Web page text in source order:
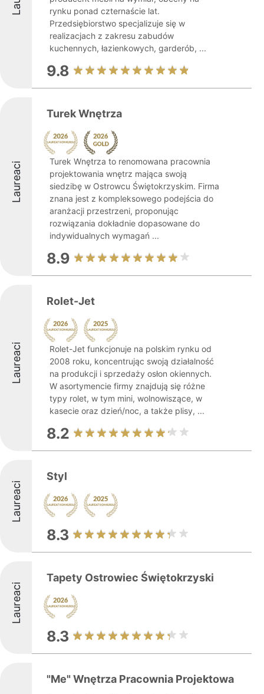
rynku ponad czternaście lat.
Przedsiębiorstwo specjalizuje się w
realizacjach z zakresu zabudów
kuchennych, łazienkowych, garderób, ...
9.8
Laureaci
Turek Wnętrza
Turek Wnętrza to renomowana pracownia
projektowania wnętrz mająca swoją
siedzibę w Ostrowcu Świętokrzyskim. Firma
znana jest z kompleksowego podejścia do
aranżacji przestrzeni, proponując
rozwiązania dokładnie dopasowane do
indywidualnych wymagań ...
8.9
Laureaci
Rolet-Jet
Rolet-Jet funkcjonuje na polskim rynku od
2008 roku, koncentrując swoją działalność
na produkcji i sprzedaży osłon okiennych.
W asortymencie firmy znajdują się różne
typy rolet, w tym mini, wolnowiszące, w
kasecie oraz dzień/noc, a także plisy, ...
8.2
Laureaci
Styl
8.3
Laureaci
Tapety Ostrowiec Świętokrzyski
8.3
"Me" Wnętrza Pracownia Projektowa